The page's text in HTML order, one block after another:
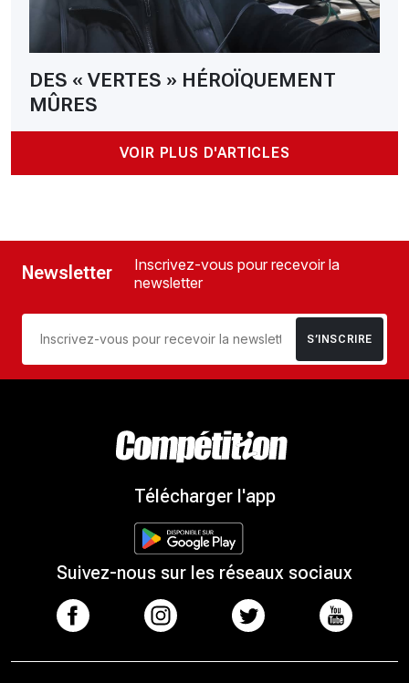
DES « VERTES » HÉROÏQUEMENT
MÛRES
VOIR PLUS D'ARTICLES
Newsletter
Inscrivez-vous pour recevoir la
newsletter
S’INSCRIRE
Télécharger l'app
Suivez-nous sur les réseaux sociaux